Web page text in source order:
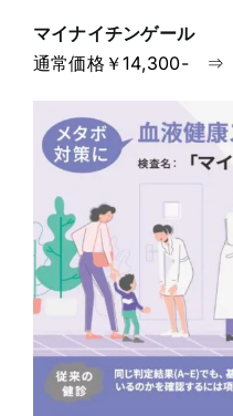
マイナイチンゲール
通常価格￥14,300- ⇒